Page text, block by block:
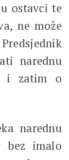
ostavci te
ne može
narednu
i zatim o
narednu
bez imalo